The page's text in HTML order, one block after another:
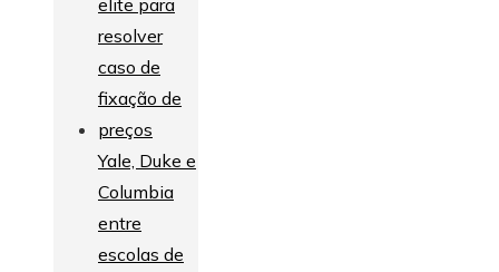
Yale, Duke e
Columbia
entre
escolas de